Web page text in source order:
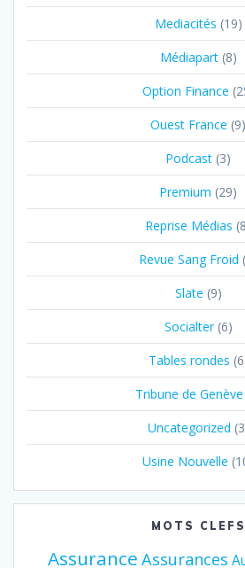
Mediacités (19)
Médiapart(8)
Option Finance
Ouest France (9)
Podcast (3)
Premium (29)
Reprise Médias
Revue Sang Froid
Slate (9)
Socialter(6)
Tables rondes
Tribune de Genève
Uncategorized
Usine Nouvelle
MOTS CLEFS
Assurance Assurances